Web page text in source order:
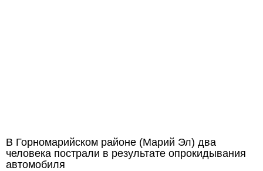
В Горномарийском районе (Марий Эл) два
человека пострали в результате опрокидывания
автомобиля